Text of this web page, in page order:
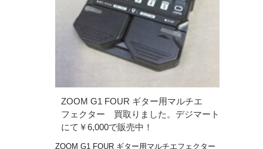
ZOOM G1 FOUR ギター用マルチエ
フェクター 買取りました。デジマート
にて￥6,000で販売中！
ZOOM G1 FOUR ギター用マルチエフェクター